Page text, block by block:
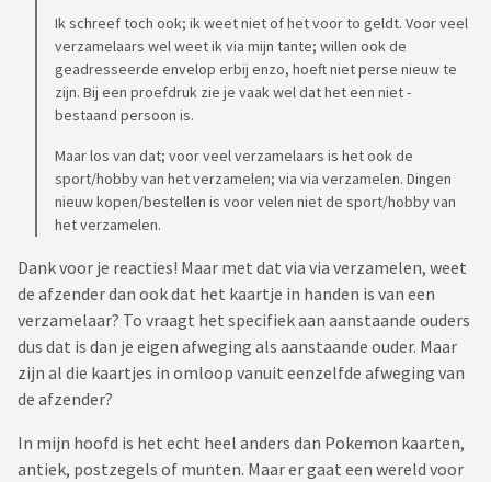
Ik schreef toch ook; ik weet niet of het voor to geldt. Voor veel
verzamelaars wel weet ik via mijn tante; willen ook de
geadresseerde envelop erbij enzo, hoeft niet perse nieuw te
zijn. Bij een proefdruk zie je vaak wel dat het een niet -
bestaand persoon is.
Maar los van dat; voor veel verzamelaars is het ook de
sport/hobby van het verzamelen; via via verzamelen. Dingen
nieuw kopen/bestellen is voor velen niet de sport/hobby van
het verzamelen.
Dank voor je reacties! Maar met dat via via verzamelen, weet
de afzender dan ook dat het kaartje in handen is van een
verzamelaar? To vraagt het specifiek aan aanstaande ouders
dus dat is dan je eigen afweging als aanstaande ouder. Maar
zijn al die kaartjes in omloop vanuit eenzelfde afweging van
de afzender?
In mijn hoofd is het echt heel anders dan Pokemon kaarten,
antiek, postzegels of munten. Maar er gaat een wereld voor